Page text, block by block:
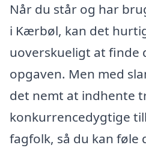
Når du står og har
i Kærbøl, kan det
uoverskueligt at finde
opgaven. Men med
det nemt at indhente
konkurrencedygtige
fagfolk, så du kan føle